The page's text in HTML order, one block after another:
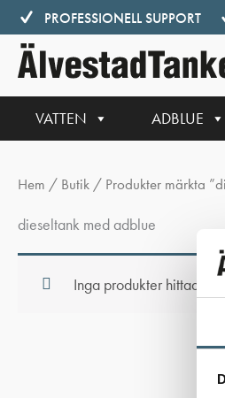
Hoppa
till
innehåll
PROFESSIONELL SUPPORT
VATTEN ADBLUE
Hem / Butik / Produkter märkta
dieseltank med adblue
Inga produkter hittades